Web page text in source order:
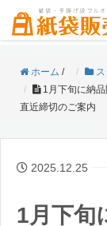
ホーム /
1月下旬に納
直近締切のご案内
2025.12.25
1月下旬